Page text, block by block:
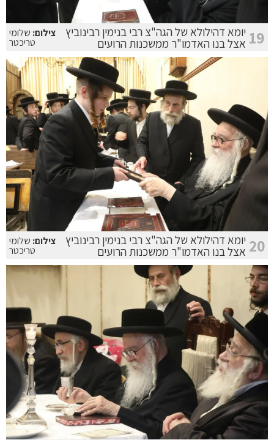
19 יומא דהילולא של הגה"צ רבי בנימין רבינוביץ
אצל בנו האדמו"ר ממשכנות הרועים
צילום: שלומי
טריכטר
20 יומא דהילולא של הגה"צ רבי בנימין רבינוביץ
אצל בנו האדמו"ר ממשכנות הרועים
צילום: שלומי
טריכטר